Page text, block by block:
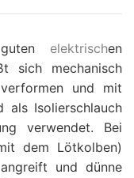
elektrischen
sich mechanisch
verformen und mit
als Isolierschlauch
verwendet. Bei
dem Lötkolben)
und dünne